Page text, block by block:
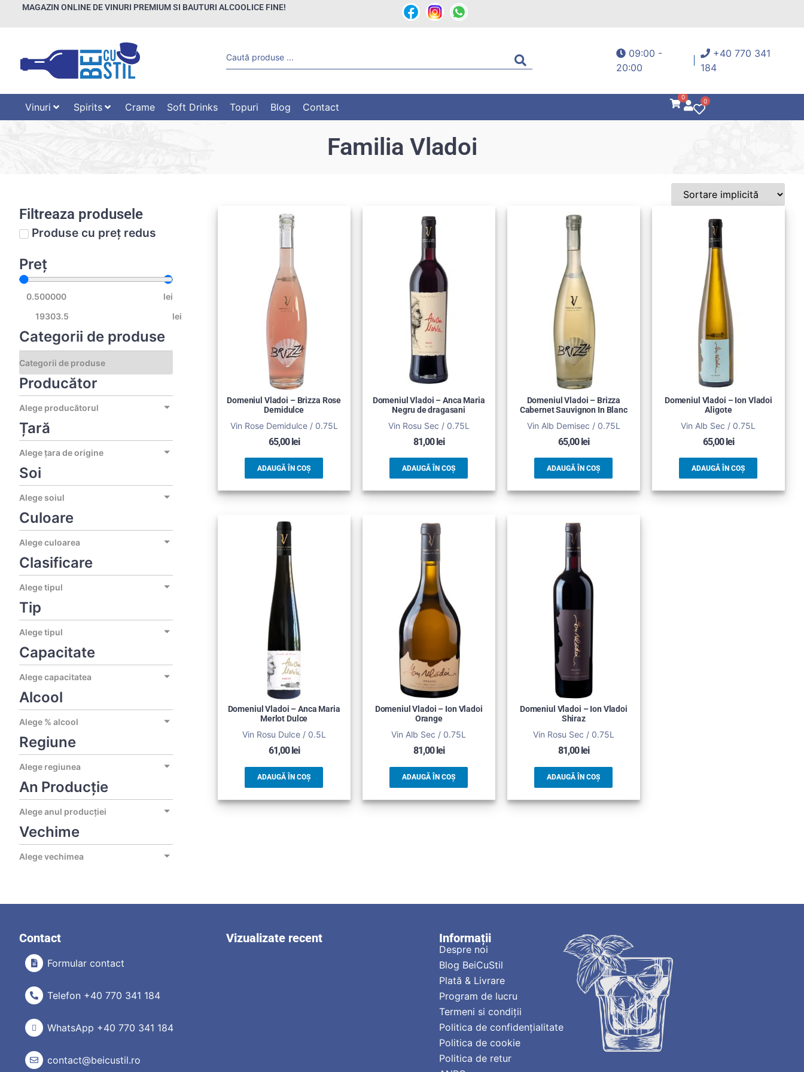
MAGAZIN ONLINE DE VINURI PREMIUM SI BAUTURI ALCOOLICE FINE!
09:00 -
20:00
+40 770 341
184
Vinuri Spirits Crame Soft Drinks Topuri Blog Contact
0
0
Familia Vladoi
Filtreaza produsele
Produse cu preț redus
Preț
lei
lei
Categorii de produse
Producător
Alege producătorul
Țară
Alege țara de origine
Soi
Alege soiul
Culoare
Alege culoarea
Clasificare
Alege tipul
Tip
Alege tipul
Capacitate
Alege capacitatea
Alcool
Alege % alcool
Regiune
Alege regiunea
An Producție
Alege anul producției
Vechime
Alege vechimea
Domeniul Vladoi – Brizza Rose
Demidulce
Vin Rose Demidulce / 0.75L
65,00lei
ADAUGĂ ÎN COȘ
Domeniul Vladoi – Anca Maria
Negru de dragasani
Vin Rosu Sec / 0.75L
81,00lei
ADAUGĂ ÎN COȘ
Domeniul Vladoi – Brizza
Cabernet Sauvignon In Blanc
Vin Alb Demisec / 0.75L
65,00lei
ADAUGĂ ÎN COȘ
Domeniul Vladoi – Ion Vladoi
Aligote
Vin Alb Sec / 0.75L
65,00lei
ADAUGĂ ÎN COȘ
Domeniul Vladoi – Anca Maria
Merlot Dulce
Vin Rosu Dulce / 0.5L
61,00 lei
ADAUGĂ ÎN COȘ
Domeniul Vladoi – Ion Vladoi
Orange
Vin Alb Sec / 0.75L
81,00 lei
ADAUGĂ ÎN COȘ
Domeniul Vladoi – Ion Vladoi
Shiraz
Vin Rosu Sec / 0.75L
81,00 lei
ADAUGĂ ÎN COȘ
Contact
Formular contact
Telefon +40 770 341 184
WhatsApp +40 770 341 184
contact@beicustil.ro
Vizualizate recent Informații
Despre noi
Blog BeiCuStil
Plată & Livrare
Program de lucru
Termeni si condiții
Politica de confidențialitate
Politica de cookie
Politica de retur